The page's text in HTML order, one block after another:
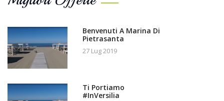
Benvenuti A Marina Di
Pietrasanta
27 Lug 2019
Ti Portiamo
#InVersilia